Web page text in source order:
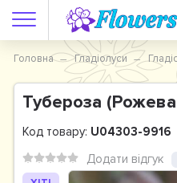
Головна Гладіолуси
Тубероза
Код товару: U04303-9916
Додати відгук